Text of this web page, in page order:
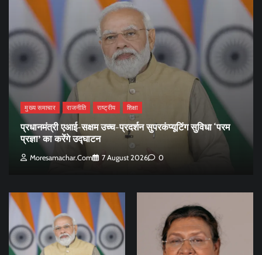
मुख्य समाचार राजनीति राष्ट्रीय शिक्षा
प्रधानमंत्री एआई-सक्षम उच्च-प्रदर्शन सुपरकंप्यूटिंग सुविधा ‘परम
प्रज्ञा’ का करेंगे उद्घाटन
Moresamachar.com 7 August 2026 0